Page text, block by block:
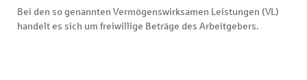
Bei den so genannten Vermögenswirksamen Leistungen (VL)
handelt es sich um freiwillige Beträge des Arbeitgebers.